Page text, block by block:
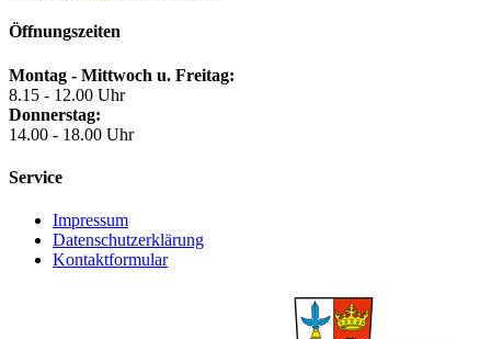
Öffnungszeiten
Montag - Mittwoch u. Freitag:
8.15 - 12.00 Uhr
Donnerstag:
14.00 - 18.00 Uhr
Service
Impressum
Datenschutzerklärung
Kontaktformular